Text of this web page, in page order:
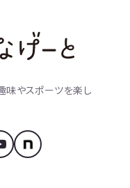
味やスポーツを楽し